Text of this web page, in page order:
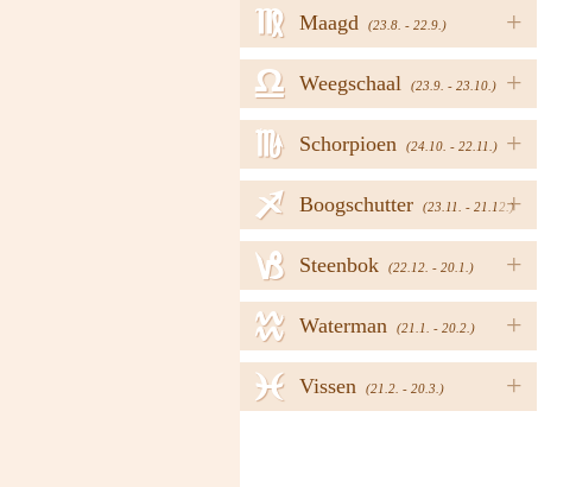
+
Maagd (23.8. - 22.9.)
f
+
Weegschaal (23.9. - 23.10.)
g
+
Schorpioen (24.10. - 22.11.)
h
+
Boogschutter (23.11. - 21.12.)
i
+
Steenbok (22.12. - 20.1.)
j
+
Waterman (21.1. - 20.2.)
k
+
Vissen (21.2. - 20.3.)
l